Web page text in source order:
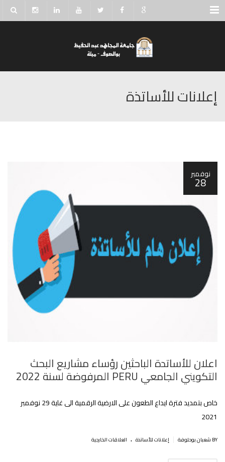
Menu
إعلانات للأساتذة
نوفمبر
28
اعلان للأساتدة الباحثين رؤساء مشاريع البحث
التكويني الجامعي PERU المرفوضة لسنة 2022
خاص بتمديد فترة ايداع الطعون على الارضية‎‎ الرقمية الى غاية 29 نوفمبر
2021
BY شعبان بوحلوفة إعلانات للأساتذة . العلاقات الخارجية